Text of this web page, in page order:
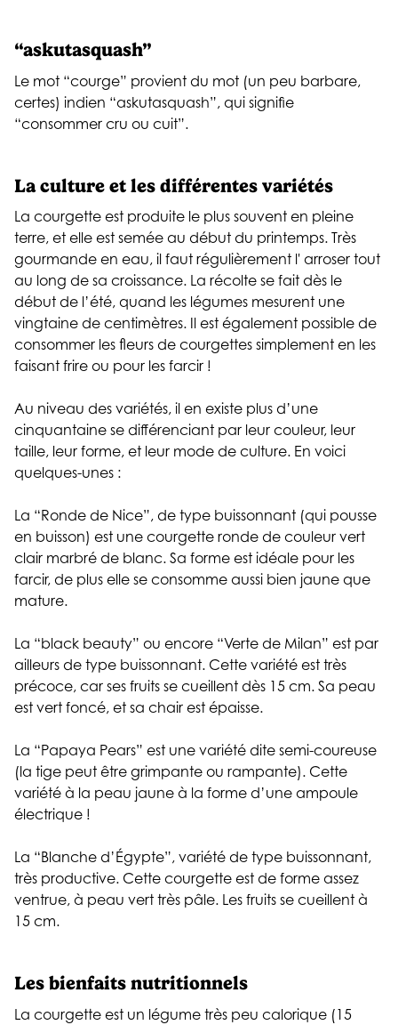
“askutasquash”
Le mot “courge” provient du mot (un peu barbare,
certes) indien “askutasquash”, qui signifie
“consommer cru ou cuit”.
La culture et les différentes variétés
La courgette est produite le plus souvent en pleine
terre, et elle est semée au début du printemps. Très
gourmande en eau, il faut régulièrement l' arroser tout
au long de sa croissance. La récolte se fait dès le
début de l’été, quand les légumes mesurent une
vingtaine de centimètres. Il est également possible de
consommer les fleurs de courgettes simplement en les
faisant frire ou pour les farcir !
Au niveau des variétés, il en existe plus d’une
cinquantaine se différenciant par leur couleur, leur
taille, leur forme, et leur mode de culture. En voici
quelques-unes :
La “Ronde de Nice”, de type buissonnant (qui pousse
en buisson) est une courgette ronde de couleur vert
clair marbré de blanc. Sa forme est idéale pour les
farcir, de plus elle se consomme aussi bien jaune que
mature.
La “black beauty” ou encore “Verte de Milan” est par
ailleurs de type buissonnant. Cette variété est très
précoce, car ses fruits se cueillent dès 15 cm. Sa peau
est vert foncé, et sa chair est épaisse.
La “Papaya Pears” est une variété dite semi-coureuse
(la tige peut être grimpante ou rampante). Cette
variété à la peau jaune à la forme d’une ampoule
électrique !
La “Blanche d’Égypte”, variété de type buissonnant,
très productive. Cette courgette est de forme assez
ventrue, à peau vert très pâle. Les fruits se cueillent à
15 cm.
Les bienfaits nutritionnels
La courgette est un légume très peu calorique (15